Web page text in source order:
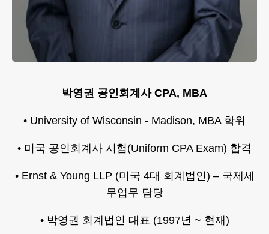
박영권 공인회계사 CPA, MBA
• University of Wisconsin - Madison, MBA 학위
• 미국 공인회계사 시험(Uniform CPA Exam) 합격
• Ernst & Young LLP (미국 4대 회계법인) – 국제세
무업무 담당
• 박영권 회계법인 대표 (1997년 ~ 현재)